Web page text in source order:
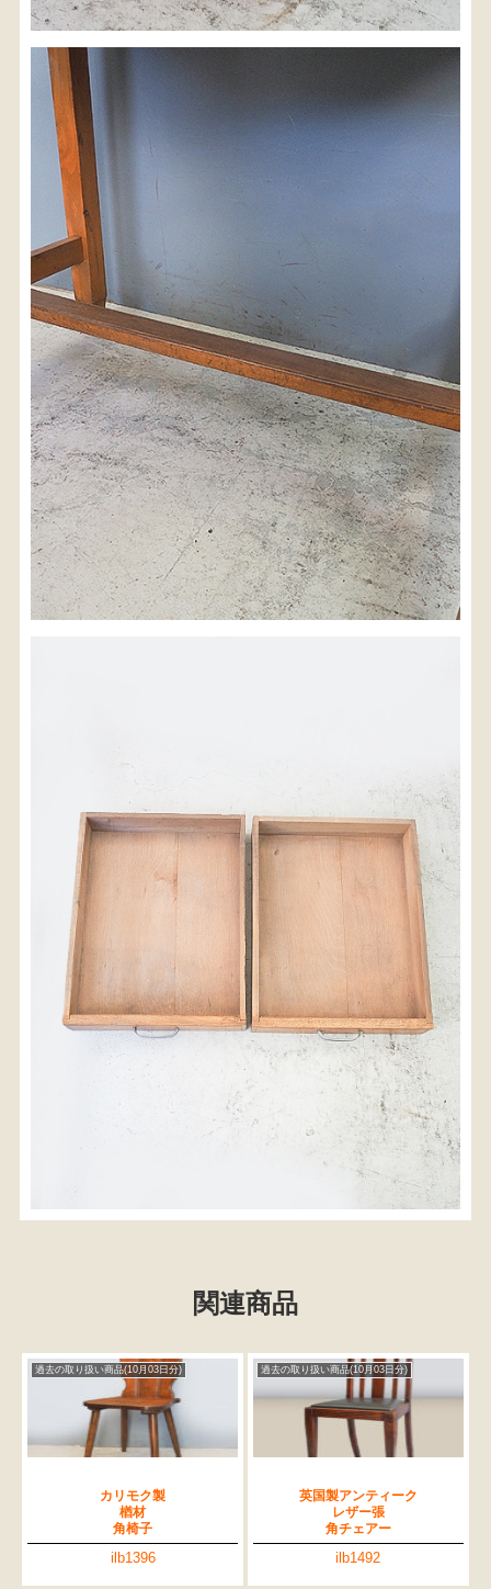
関連商品
過去の取り扱い商品(10月03日分)
カリモク製
楢材
角椅子
ilb1396
過去の取り扱い商品(10月03日分)
英国製アンティーク
レザー張
角チェアー
ilb1492